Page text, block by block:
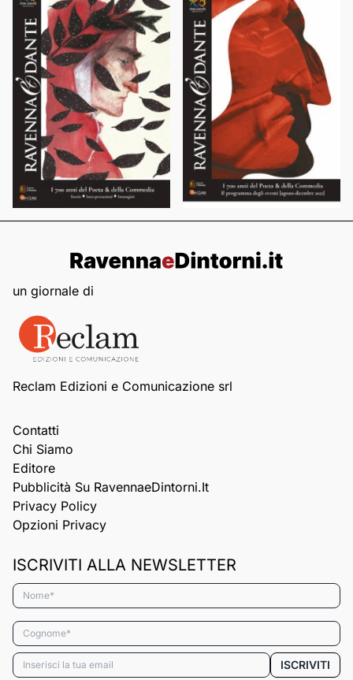
un giornale di
Reclam Edizioni e Comunicazione srl
Contatti
Chi Siamo
Editore
Pubblicità Su RavennaeDintorni.it
Privacy Policy
Opzioni Privacy
ISCRIVITI ALLA NEWSLETTER
Nome*
Cognome*
Email* ISCRIVITI